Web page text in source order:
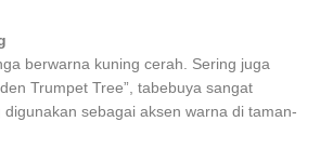
berwarna kuning cerah. Sering juga
Trumpet Tree”, tabebuya sangat
sebagai aksen warna di taman-